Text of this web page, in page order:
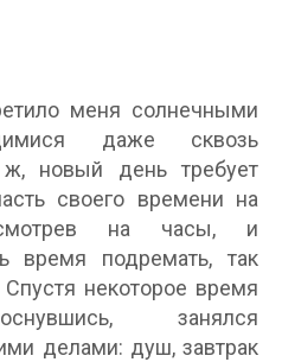
меня солнечными
даже сквозь
новый день требует
своего времени на
на часы, и
время подремать, так
некоторое время
занялся
делами: душ, завтрак